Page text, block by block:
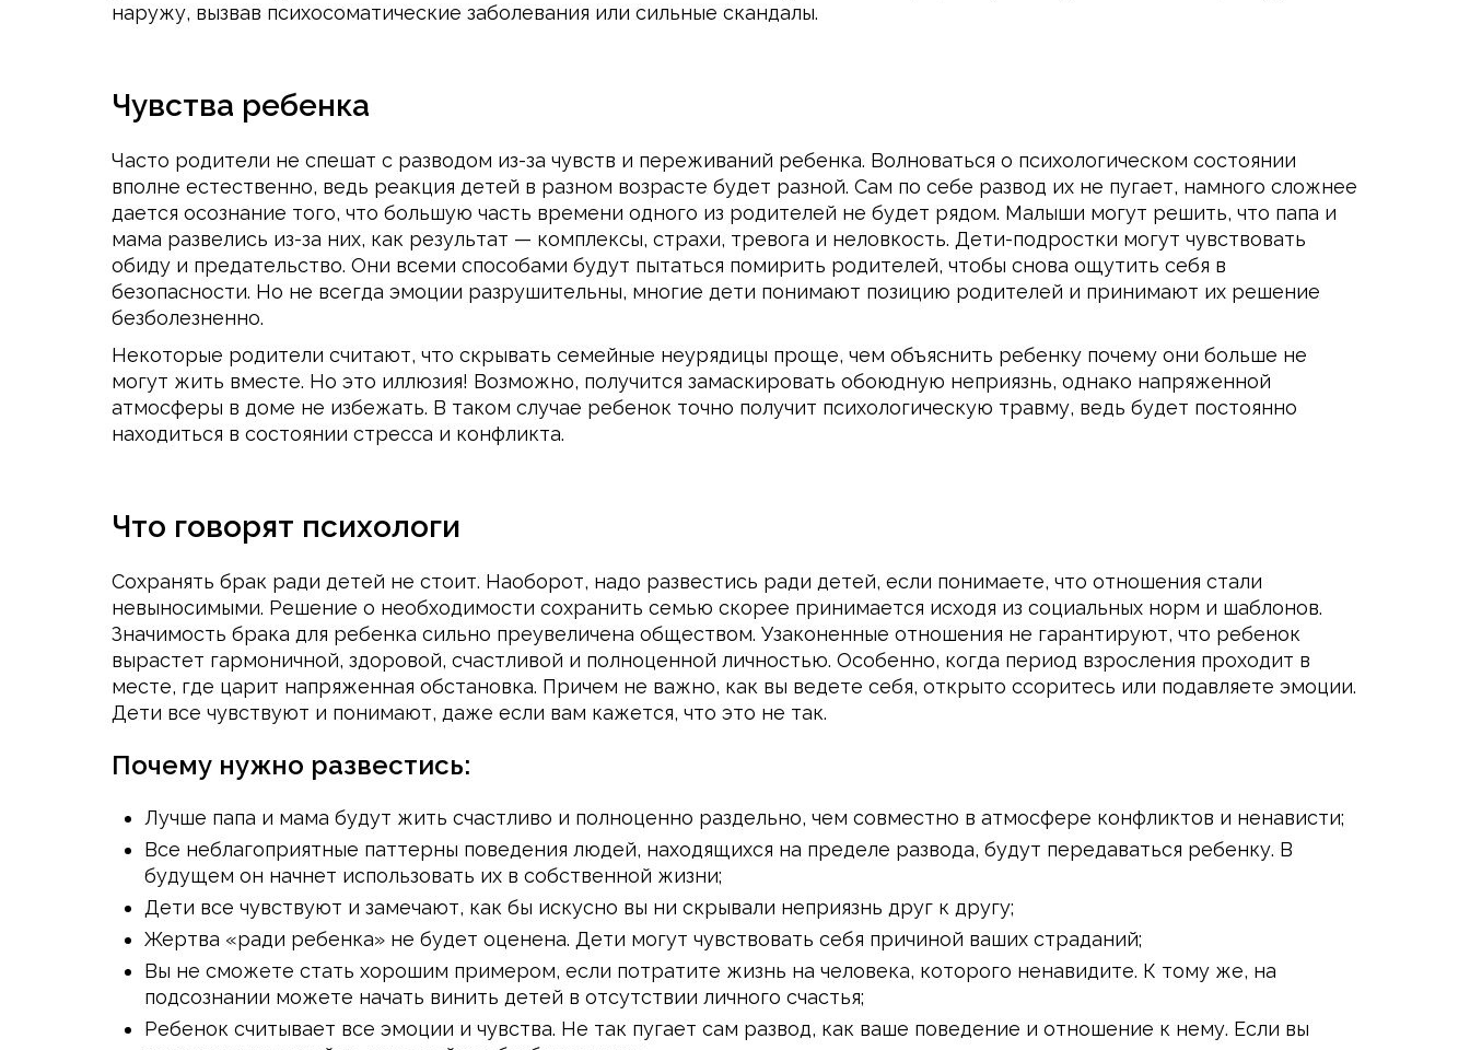
наружу, вызвав психосоматические заболевания или сильные скандалы.
Чувства ребенка
Часто родители не спешат с разводом из-за чувств и переживаний ребенка. Волноваться о психологическом состоянии
вполне естественно, ведь реакция детей в разном возрасте будет разной. Сам по себе развод их не пугает, намного сложнее
дается осознание того, что большую часть времени одного из родителей не будет рядом. Малыши могут решить, что папа и
мама развелись из-за них, как результат — комплексы, страхи, тревога и неловкость. Дети-подростки могут чувствовать
обиду и предательство. Они всеми способами будут пытаться помирить родителей, чтобы снова ощутить себя в
безопасности. Но не всегда эмоции разрушительны, многие дети понимают позицию родителей и принимают их решение
безболезненно.
Некоторые родители считают, что скрывать семейные неурядицы проще, чем объяснить ребенку почему они больше не
могут жить вместе. Но это иллюзия! Возможно, получится замаскировать обоюдную неприязнь, однако напряженной
атмосферы в доме не избежать. В таком случае ребенок точно получит психологическую травму, ведь будет постоянно
находиться в состоянии стресса и конфликта.
Что говорят психологи
Сохранять брак ради детей не стоит. Наоборот, надо развестись ради детей, если понимаете, что отношения стали
невыносимыми. Решение о необходимости сохранить семью скорее принимается исходя из социальных норм и шаблонов.
Значимость брака для ребенка сильно преувеличена обществом. Узаконенные отношения не гарантируют, что ребенок
вырастет гармоничной, здоровой, счастливой и полноценной личностью. Особенно, когда период взросления проходит в
месте, где царит напряженная обстановка. Причем не важно, как вы ведете себя, открыто ссоритесь или подавляете эмоции.
Дети все чувствуют и понимают, даже если вам кажется, что это не так.
Почему нужно развестись:
Лучше папа и мама будут жить счастливо и полноценно раздельно, чем совместно в атмосфере конфликтов и ненависти;
Все неблагоприятные паттерны поведения людей, находящихся на пределе развода, будут передаваться ребенку. В
будущем он начнет использовать их в собственной жизни;
Дети все чувствуют и замечают, как бы искусно вы ни скрывали неприязнь друг к другу;
Жертва «ради ребенка» не будет оценена. Дети могут чувствовать себя причиной ваших страданий;
Вы не сможете стать хорошим примером, если потратите жизнь на человека, которого ненавидите. К тому же, на
подсознании можете начать винить детей в отсутствии личного счастья;
Ребенок считывает все эмоции и чувства. Не так пугает сам развод, как ваше поведение и отношение к нему. Если вы